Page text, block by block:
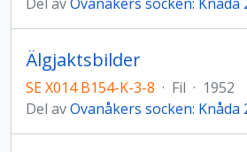
Älgjaktsbilder
SE X014 B154-K-3-8 · Fil · 1952
Del avOvanåkers socken: Knåda